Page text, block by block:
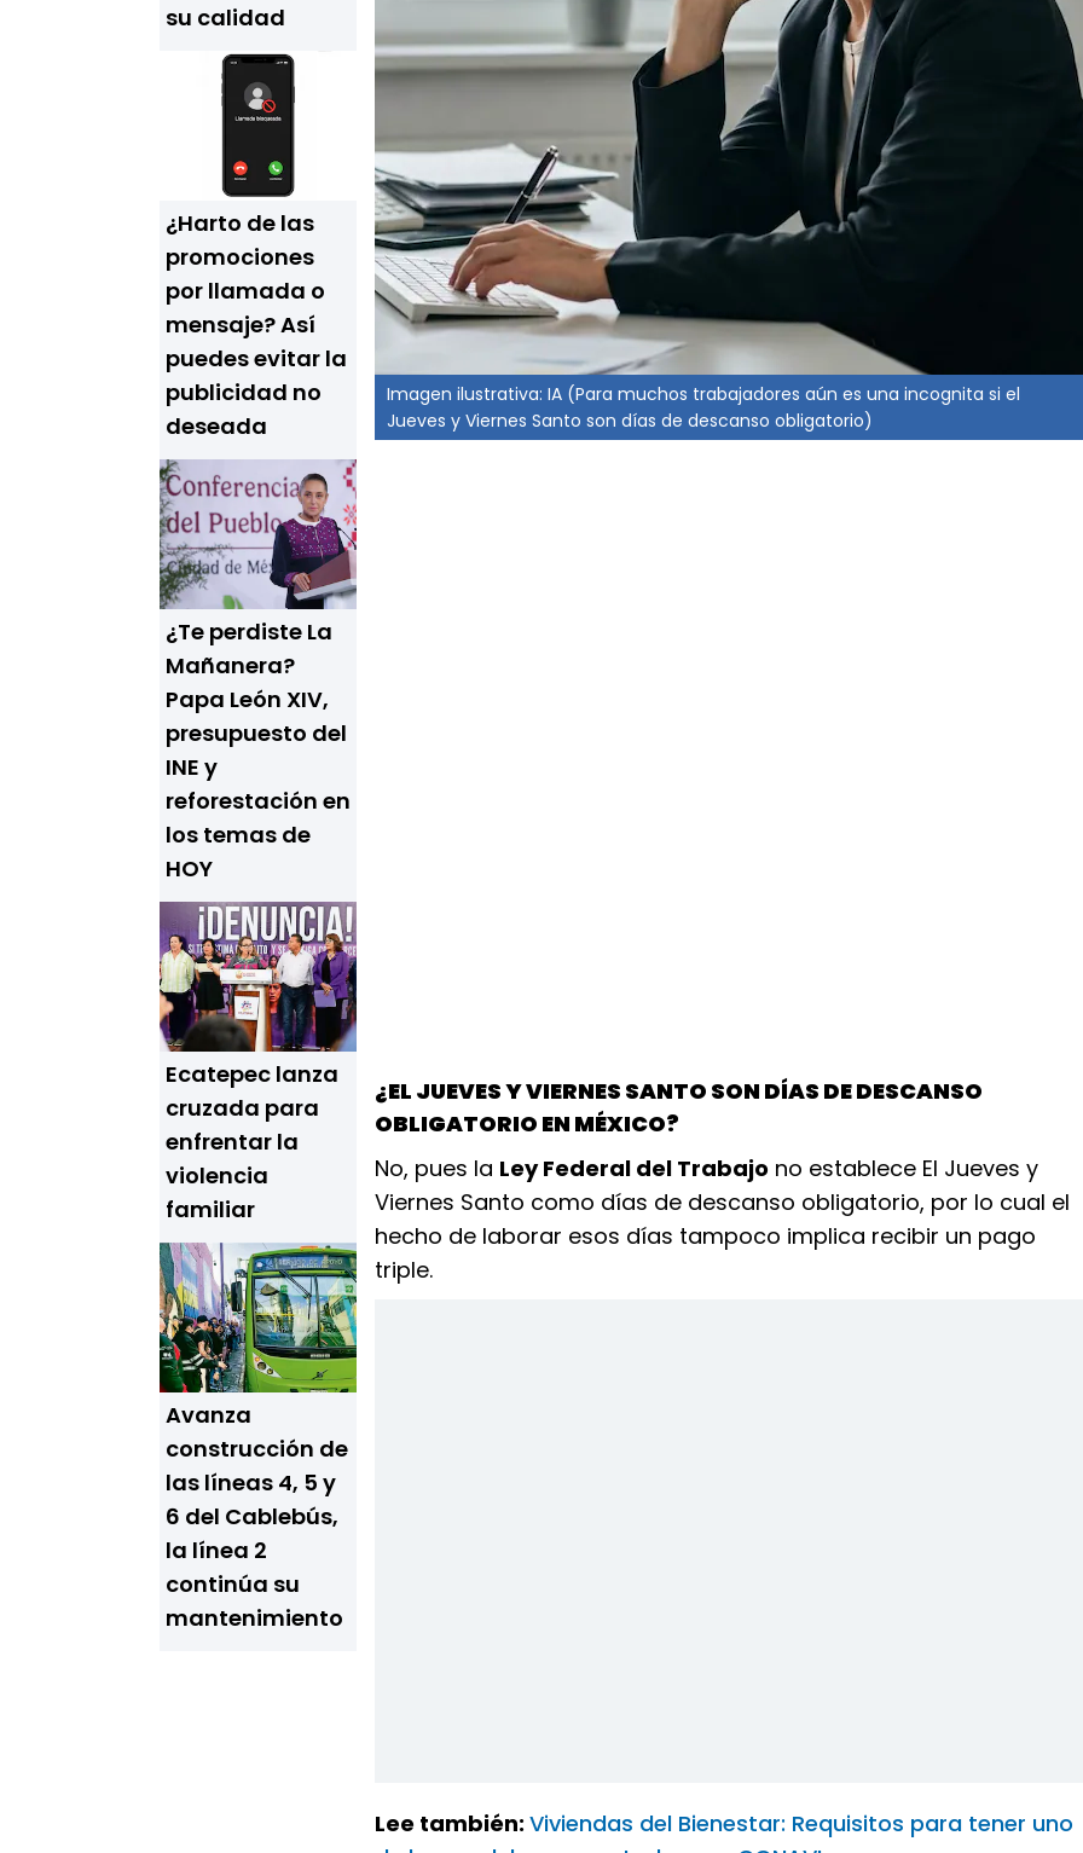
su calidad
¿Harto de las
promociones
por llamada o
mensaje? Así
puedes evitar la
publicidad no
deseada
¿Te perdiste La
Mañanera?
Papa León XIV,
presupuesto del
INE y
reforestación en
los temas de
HOY
Ecatepec lanza
cruzada para
enfrentar la
violencia
familiar
Avanza
construcción de
las líneas 4, 5 y
6 del Cablebús,
la línea 2
continúa su
mantenimiento
Imagen ilustrativa: IA (Para muchos trabajadores aún es una incognita si el
Jueves y Viernes Santo son días de descanso obligatorio)
¿EL JUEVES Y VIERNES SANTO SON DÍAS DE DESCANSO
OBLIGATORIO EN MÉXICO?
No, pues la Ley Federal del Trabajo no establece El Jueves y
Viernes Santo como días de descanso obligatorio, por lo cual el
hecho de laborar esos días tampoco implica recibir un pago
triple.
Lee también: Viviendas del Bienestar: Requisitos para tener uno